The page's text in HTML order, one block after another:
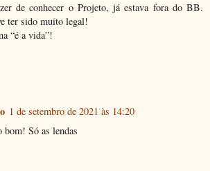
de conhecer o Projeto, já estava fora do BB.
ter sido muito legal!
“é a vida”!
1 de setembro de 2021 às 14:20
Só as lendas